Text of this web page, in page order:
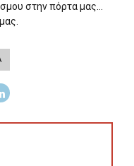
στην πόρτα μας…